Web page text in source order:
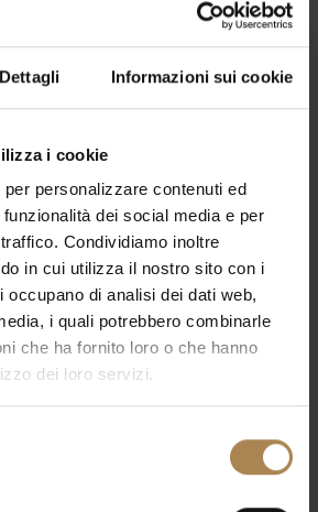
Dettagli Informazioni sui cookie
i cookie
personalizzare contenuti ed
dei social media e per
Condividiamo inoltre
in cui utilizza il nostro sito con i
occupano di analisi dei dati web,
i quali potrebbero combinarle
che ha fornito loro o che hanno
dei loro servizi.